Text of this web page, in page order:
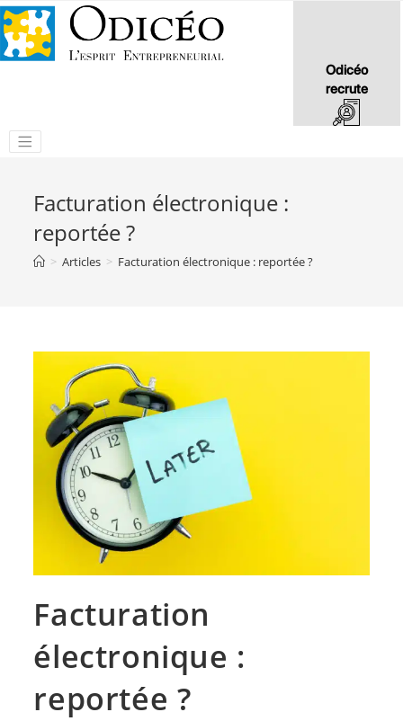
Odicéo
recrute
Facturation électronique :
reportée ?
> Articles > Facturation électronique : reportée ?
Facturation
électronique :
reportée ?